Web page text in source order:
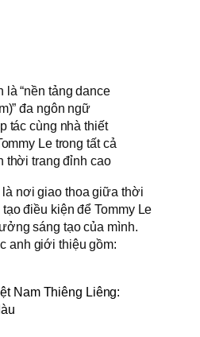
là “nền tảng dance
đa ngôn ngữ
tác cùng nhà thiết
Le trong tất cả
thời trang đỉnh cao
nơi giao thoa giữa thời
điều kiện để Tommy Le
sáng tạo của mình.
anh giới thiệu gồm:
Nam Thiêng Liêng: